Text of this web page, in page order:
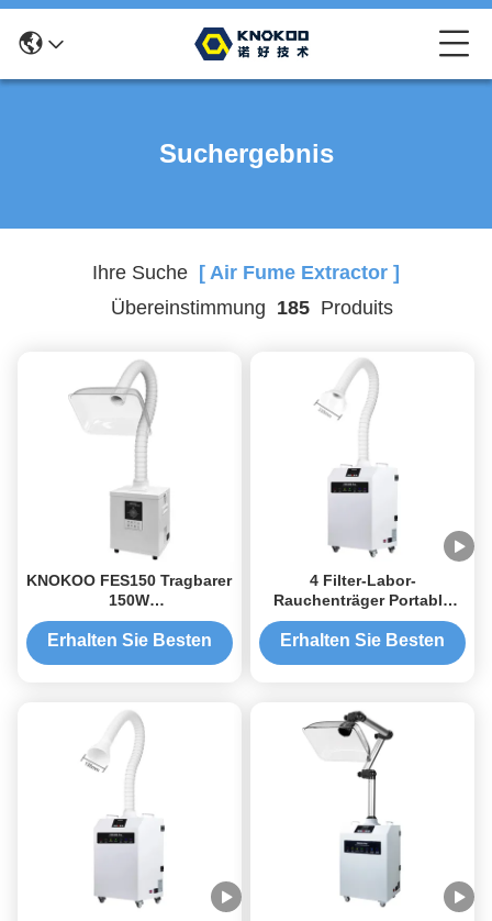
Suchergebnis
Ihre Suche [ Air Fume Extractor ]
Übereinstimmung 185Produits
KNOKOO FES150 Tragbarer
150W
Moxibustionsrauchenträger
mit 3-stufigem Filter für
Erhalten Sie Besten
4 Filter-Labor-
Rauchenträger Portable
350W für chemische Bio-
Pharma-Labore
Erhalten Sie Besten